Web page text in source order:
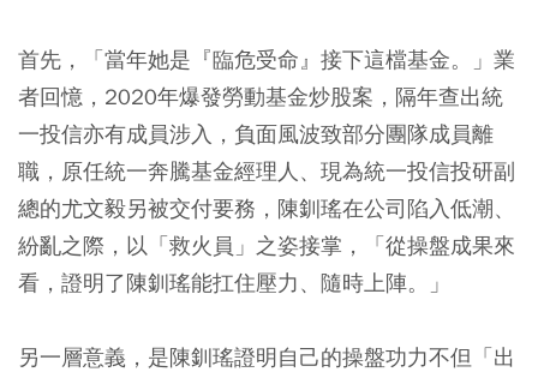
首先，「當年她是『臨危受命』接下這檔基金。」業
者回憶，2020年爆發勞動基金炒股案，隔年查出統
一投信亦有成員涉入，負面風波致部分團隊成員離
職，原任統一奔騰基金經理人、現為統一投信投研副
總的尤文毅另被交付要務，陳釧瑤在公司陷入低潮、
紛亂之際，以「救火員」之姿接掌，「從操盤成果來
看，證明了陳釧瑤能扛住壓力、隨時上陣。」
另一層意義，是陳釧瑤證明自己的操盤功力不但「出